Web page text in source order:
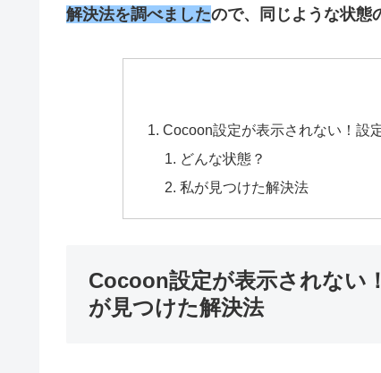
解決法を調べましたので、同じような状態
Cocoon設定が表示されない！設
どんな状態？
私が見つけた解決法
Cocoon設定が表示されない
が見つけた解決法